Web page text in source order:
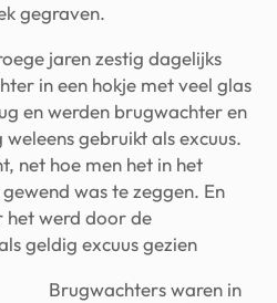
gegraven.
jaren zestig dagelijks
in een hokje met veel glas
en werden brugwachter en
gebruikt als excuus.
net hoe men het in het
was te zeggen. En
het werd door de
geldig excuus gezien
Brugwachters waren in